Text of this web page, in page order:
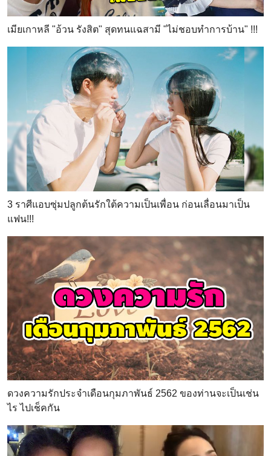
เมียเกาหลี "อ้วน รังสิต" สุดทนแฉสามี "ไม่ชอบทำการบ้าน" !!!
3 ราศีแอบซุ่มปลูกต้นรักใต้ความเป็นเพื่อน ก่อนเลื่อนมาเป็น
แฟน!!!
ดวงความรักประจำเดือนกุมภาพันธ์ 2562 ของท่านจะเป็นเช่น
ไร ไปเช็คกัน